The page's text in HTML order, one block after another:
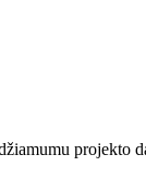
projekto